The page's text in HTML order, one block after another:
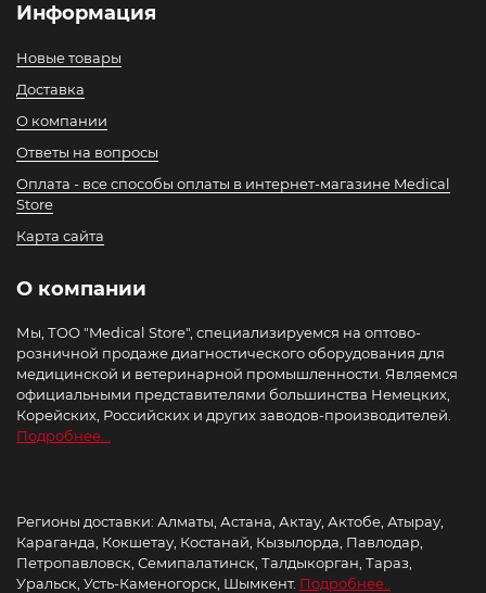
Информация
Новые товары
Доставка
О компании
Ответы на вопросы
Оплата - все способы оплаты в интернет-магазине Medical
Store
Карта сайта
О компании
Мы, ТОО "Medical Store", специализируемся на оптово-
розничной продаже диагностического оборудования для
медицинской и ветеринарной промышленности. Являемся
официальными представителями большинства Немецких,
Корейских, Российских и других заводов-производителей.
Подробнее...
Регионы доставки: Алматы, Астана, Актау, Актобе, Атырау,
Караганда, Кокшетау, Костанай, Кызылорда, Павлодар,
Петропавловск, Семипалатинск, Талдыкорган, Тараз,
Уральск, Усть-Каменогорск, Шымкент. Подробнее..